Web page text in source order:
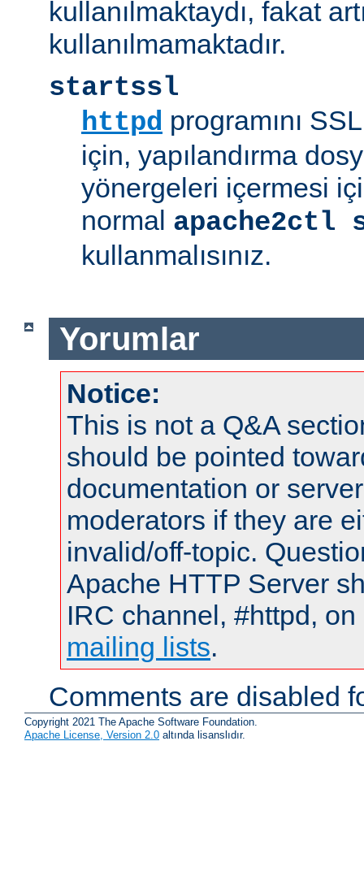
kullanılmaktaydı, fakat
kullanılmamaktadır.
startssl
httpd programını
için, yapılandırma
yönergeleri içermesi
normal apache2ctl
kullanmalısınız.
Yorumlar
Notice:
This is not a Q&A
should be pointed
documentation or
moderators if they are
invalid/off-topic.
Apache HTTP Server
IRC channel, #httpd,
mailing lists.
Comments are disabled
Copyright 2021 The Apache Software Foundation.
Apache License, Version 2.0 altında lisanslıdır.